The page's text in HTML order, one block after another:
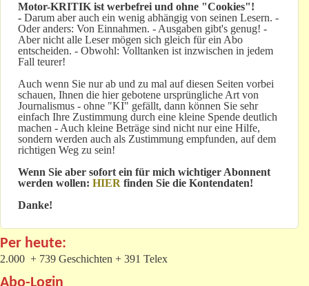
Motor-KRITIK ist werbefrei und ohne "Cookies"!
- Darum aber auch ein wenig abhängig von seinen Lesern. -
Oder anders: Von Einnahmen. - Ausgaben gibt's genug! -
Aber nicht alle Leser mögen sich gleich für ein Abo
entscheiden. - Obwohl: Volltanken ist inzwischen in jedem
Fall teurer!
Auch wenn Sie nur ab und zu mal auf diesen Seiten vorbei
schauen, Ihnen die hier gebotene ursprüngliche Art von
Journalismus - ohne "KI" gefällt, dann können Sie sehr
einfach Ihre Zustimmung durch eine kleine Spende deutlich
machen - Auch kleine Beträge sind nicht nur eine Hilfe,
sondern werden auch als Zustimmung empfunden, auf dem
richtigen Weg zu sein!
Wenn Sie aber sofort ein für mich wichtiger Abonnent
werden wollen: HIER finden Sie die Kontendaten!
Danke!
Per heute:
2.000 + 739 Geschichten + 391 Telex